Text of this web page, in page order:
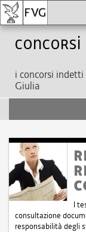
Concorsi
i concorsi
Giulia
I
consultazione
responsabilità degli